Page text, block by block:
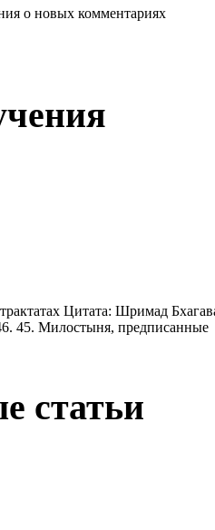
о новых комментариях
Цитата: Шримад
45. Милостыня, предписанные
статьи